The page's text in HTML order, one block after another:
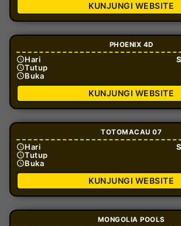
KUNJUNGI WEBSITE
PHOENIX 4D
Hari
Tutup
Buka
KUNJUNGI WEBSITE
TOTOMACAU 07
Hari
Tutup
Buka
KUNJUNGI WEBSITE
MONGOLIA POOLS